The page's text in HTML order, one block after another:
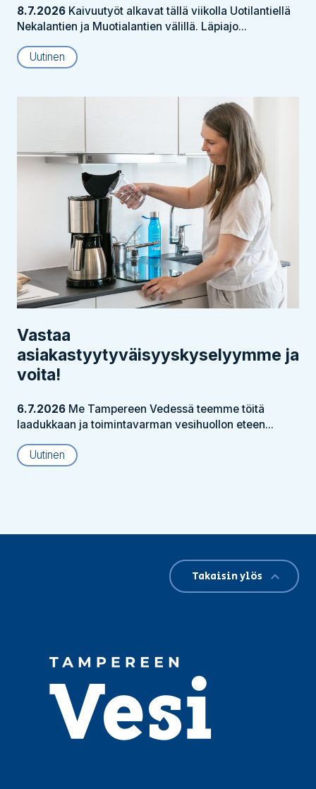
8.7.2026 Kaivuutyöt alkavat tällä viikolla Uotilantiellä
Nekalantien ja Muotialantien välillä. Läpiajo...
Uutinen
Vastaa
asiakastyytyväisyyskyselyymme ja
voita!
6.7.2026 Me Tampereen Vedessä teemme töitä
laadukkaan ja toimintavarman vesihuollon eteen...
Uutinen
Takaisin ylös